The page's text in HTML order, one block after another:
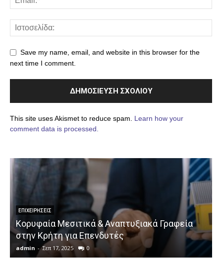
Save my name, email, and website in this browser for the
next time I comment.
This site uses Akismet to reduce spam. Learn how your
comment data is processed.
ΕΠΙΧΕΙΡΉΣΕΙΣ
Κορυφαία Μεσιτικά & Αναπτυξιακά Γραφεία
στην Κρήτη για Επενδυτές
admin - Σεπ 17, 2025 0